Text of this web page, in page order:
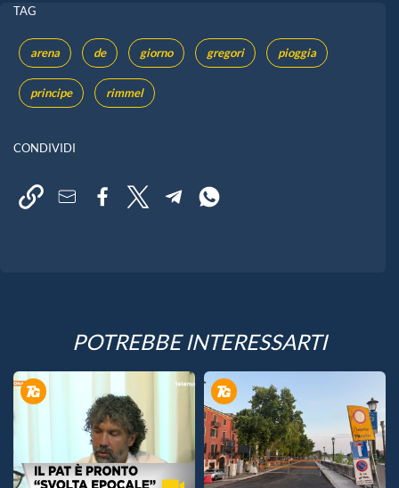
TAG
arena de giorno gregori pioggia
principe rimmel
CONDIVIDI
POTREBBE INTERESSARTI